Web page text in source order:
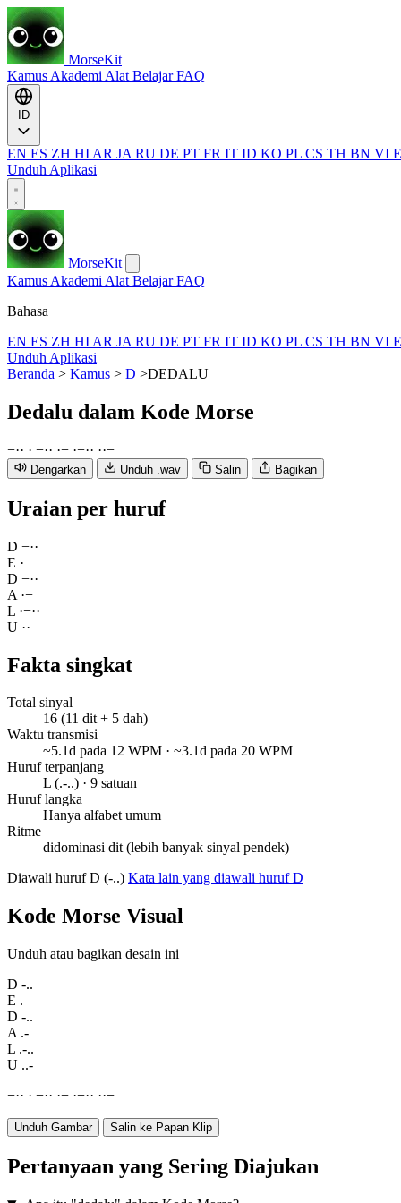
MorseKit
Kamus Akademi Alat BelajarFAQ
EN ES ZH HI AR JA RU DE PT FR IT ID KO PL CS TH BN VI
Unduh Aplikasi
MorseKit
Kamus Akademi Alat BelajarFAQ
Bahasa
EN ES ZH HI AR JA RU DE PT FR IT ID KO PL CS TH BN VI
Unduh Aplikasi
Beranda > Kamus > D >DEDALU
Dedalu dalam Kode Morse
−·· · −·· ·− ·−·· ··−
Dengarkan Unduh .wav Salin Bagikan
Uraian per huruf
D −··
E ·
D −··
A ·−
L ·−··
U ··−
Fakta singkat
Total sinyal
16 (11 dit + 5 dah)
Waktu transmisi
~5.1d pada 12 WPM · ~3.1d pada 20 WPM
Huruf terpanjang
L (.-..) · 9 satuan
Huruf langka
Hanya alfabet umum
Ritme
didominasi dit (lebih banyak sinyal pendek)
Diawali huruf D (-..) Kata lain yang diawali huruf D
Kode Morse Visual
Unduh atau bagikan desain ini
D -..
E .
D -..
A .-
L .-..
U ..-
−·· · −·· ·− ·−·· ··−
Unduh Gambar Salin ke Papan Klip
Pertanyaan yang Sering Diajukan